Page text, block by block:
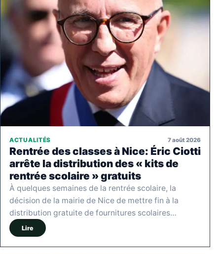
ACTUALITÉS 7 août 2026
Rentrée des classes à Nice: Éric Ciotti
arrête la distribution des « kits de
rentrée scolaire » gratuits
À quelques semaines de la rentrée scolaire, la
décision de la mairie de Nice de mettre fin à la
distribution gratuite de fournitures scolaires…
Lire